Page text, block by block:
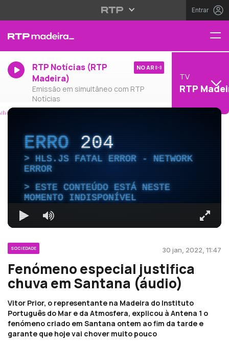
Entrar
RTP Notícias (RTP
Madeira)
Emissão em simultâneo com RTP
Notícias
NO AR
TV
RTP
ERRO204
HLS.JS FATAL ERROR - NETWORK
ERROR
ESTE CONTEÚDO ESTÁ NESTE
MOMENTO INDISPONÍVEL
SOCIEDADE 30 jan, 2022, 11:47
Fenómeno especial justifica
chuva em Santana (áudio)
Vitor Prior, o representante na Madeira do Instituto
Português do Mar e da Atmosfera, explicou à Antena 1 o
fenómeno criado em Santana ontem ao fim da tarde e
garante que hoje vai chover muito pouco